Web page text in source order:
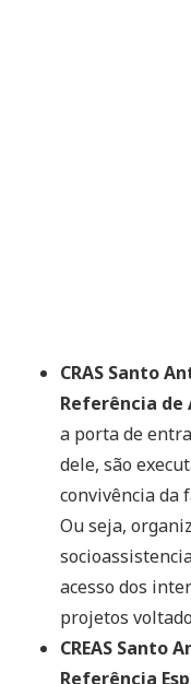
CRAS Santo
Referência de
a porta de
dele, são
convivência da
Ou seja,
acesso dos
projetos
CREAS Santo
Referência